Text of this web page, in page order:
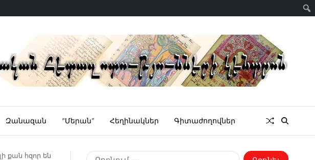
Զանազան “Մերան” Հեղինակներ Գիտաժողովներ
քան հզոր են